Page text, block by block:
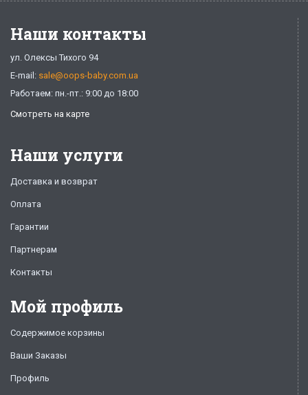
Наши контакты
ул. Олексы Тихого 94
E-mail: sale@oops-baby.com.ua
Работаем: пн.-пт.: 9:00 до 18:00
Смотреть на карте
Наши услуги
Доставка и возврат
Оплата
Гарантии
Партнерам
Контакты
Мой профиль
Содержимое корзины
Ваши Заказы
Профиль